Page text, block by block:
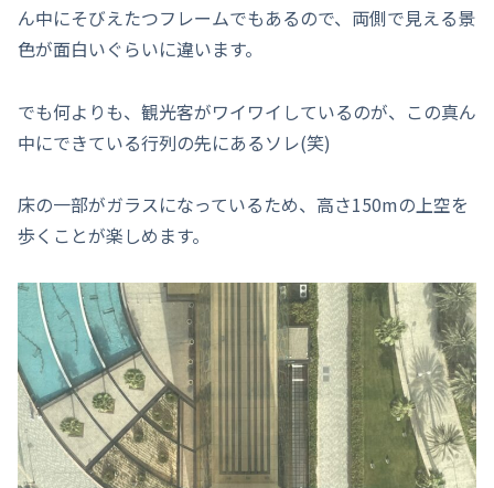
ん中にそびえたつフレームでもあるので、両側で見える景
色が面白いぐらいに違います。
でも何よりも、観光客がワイワイしているのが、この真ん
中にできている行列の先にあるソレ(笑)
床の一部がガラスになっているため、高さ150mの上空を
歩くことが楽しめます。